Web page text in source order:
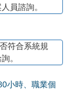
員諮詢。
符合系統規
。
小時、職業個